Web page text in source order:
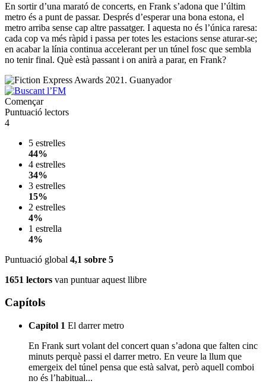
En sortir d’una marató de concerts, en Frank s’adona que l’últim
metro és a punt de passar. Després d’esperar una bona estona, el
metro arriba sense cap altre passatger. I aquesta no és l’única raresa:
cada cop va més ràpid i passa per totes les estacions sense aturar-se;
en acabar la línia continua accelerant per un túnel fosc que sembla
no tenir final. Què està passant i on anirà a parar, en Frank?
Començar
Puntuació lectors
4
5 estrelles
44%
4 estrelles
34%
3 estrelles
15%
2 estrelles
4%
1 estrella
4%
Puntuació global 4,1 sobre 5
1651 lectors van puntuar aquest llibre
Capítols
Capítol 1 El darrer metro
En Frank surt volant del concert quan s’adona que falten cinc
minuts perquè passi el darrer metro. En veure la llum que
emergeix del túnel pensa que està salvat, però aquell comboi
no és l’habitual...